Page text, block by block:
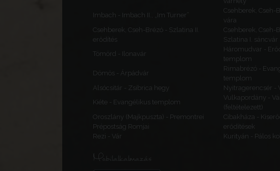
Imbach - Imbach II., „Im Turner”
Csehberek, Cseh-
vára
Csehberek, Cseh-Brézó - Szlatina II.
erődítés
Csehberek, Cseh-
Szlatina I. sáncvár
Tömörd - Ilonavár
Háromudvar -
templom
Dömös - Árpádvár
Rimabrézó -
templom
Alsócsitár - Zsibrica hegy
Nyitragerencsér -
Kiéte - Evangélikus templom
Vulkapordány -
(feltételezett)
Oroszlány (Majkpuszta) - Premontrei
Prépostság Romjai
Cibakháza -
erődítések
Rezi - Vár
Kurityán - Pálos
Mobilalkalmazás